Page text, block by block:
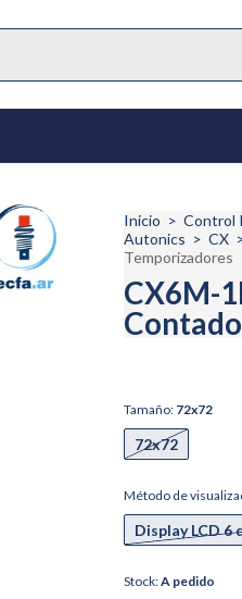
Inicio > Control
Autonics > CX
Temporizadores
CX6M-
Tamaño: 72x72
72x72
Método de
Display LCD 6
Stock:A pedido